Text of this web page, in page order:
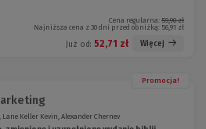
Cena regularna: 59,90 zł
Najniższa cena z 30 dni przed obniżką: 56,91 zł
Już od: 52,71 zł Więcej
Promocja!
Keller Kevin, Alexander Chernev